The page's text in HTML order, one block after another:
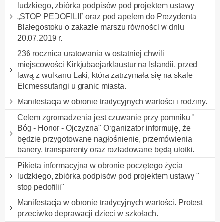
ludzkiego, zbiórka podpisów pod projektem ustawy
„STOP PEDOFILII” oraz pod apelem do Prezydenta
Białegostoku o zakazie marszu równości w dniu
20.07.2019 r.
236 rocznica uratowania w ostatniej chwili
miejscowości Kirkjubaejarklaustur na Islandii, przed
lawą z wulkanu Laki, która zatrzymała się na skale
Eldmessutangi u granic miasta.
Manifestacja w obronie tradycyjnych wartości i rodziny.
Celem zgromadzenia jest czuwanie przy pomniku "
Bóg - Honor - Ojczyzna" Organizator informuję, że
będzie przygotowane nagłośnienie, przemówienia,
banery, transparenty oraz rozładowane będą ulotki.
Pikieta informacyjna w obronie poczętego życia
ludzkiego, zbiórka podpisów pod projektem ustawy "
stop pedofilii"
Manifestacja w obronie tradycyjnych wartości. Protest
przeciwko deprawacji dzieci w szkołach.